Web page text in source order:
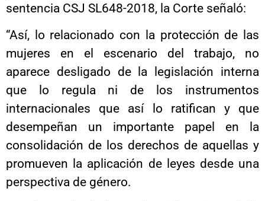
sentencia CSJ SL648-2018, la Corte señaló:
“Así, lo relacionado con la protección de las
mujeres en el escenario del trabajo, no
aparece desligado de la legislación interna
que lo regula ni de los instrumentos
internacionales que así lo ratifican y que
desempeñan un importante papel en la
consolidación de los derechos de aquellas y
promueven la aplicación de leyes desde una
perspectiva de género.